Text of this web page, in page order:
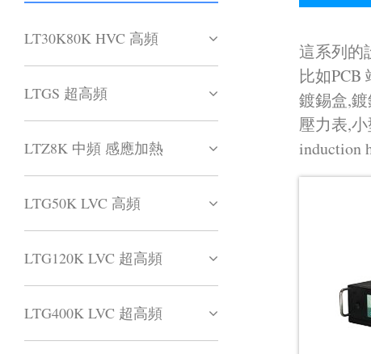
這系列的
比如PCB
鍍錫盒,
壓力表,
induction
LT30K80K HVC 高頻
LTGS 超高頻
LTZ8K 中頻 感應加熱
LTG50K LVC 高頻
LTG120K LVC 超高頻
LTG400K LVC 超高頻